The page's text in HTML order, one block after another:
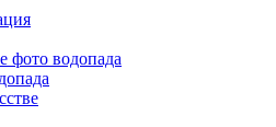
фото водопада